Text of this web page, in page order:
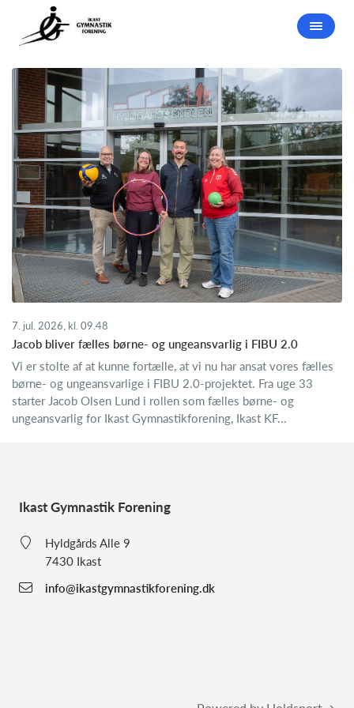
7. jul. 2026, kl. 09.48
Jacob bliver fælles børne- og ungeansvarlig i FIBU 2.0
Vi er stolte af at kunne fortælle, at vi nu har ansat vores fælles
børne- og ungeansvarlige i FIBU 2.0-projektet. Fra uge 33
starter Jacob Olsen Lund i rollen som fælles børne- og
ungeansvarlig for Ikast Gymnastikforening, Ikast KF...
Ikast Gymnastik Forening
Hyldgårds Alle 9
7430 Ikast
info@ikastgymnastikforening.dk